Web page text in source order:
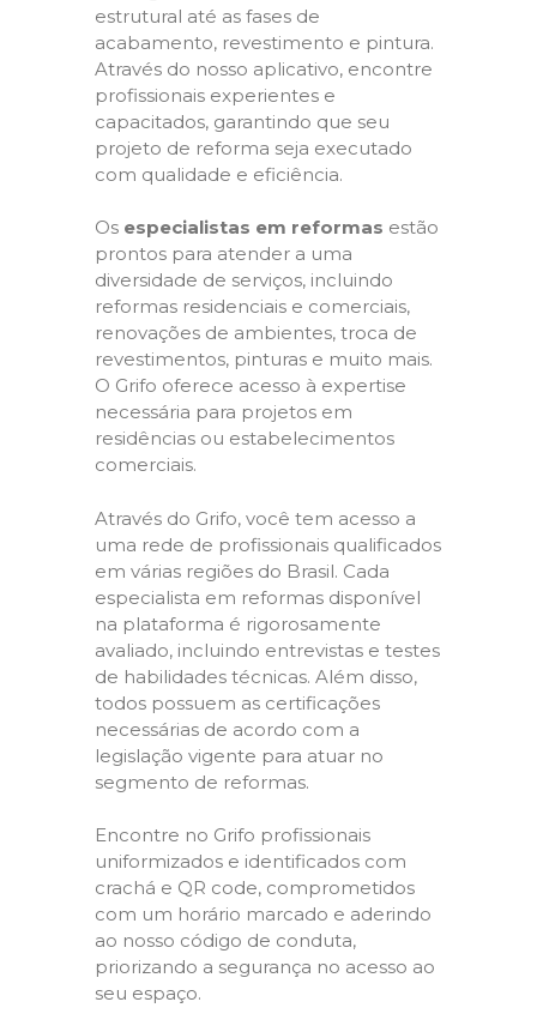
estrutural até as fases de
acabamento, revestimento e pintura.
Através do nosso aplicativo, encontre
profissionais experientes e
capacitados, garantindo que seu
projeto de reforma seja executado
com qualidade e eficiência.
Os especialistas em reformas estão
prontos para atender a uma
diversidade de serviços, incluindo
reformas residenciais e comerciais,
renovações de ambientes, troca de
revestimentos, pinturas e muito mais.
O Grifo oferece acesso à expertise
necessária para projetos em
residências ou estabelecimentos
comerciais.
Através do Grifo, você tem acesso a
uma rede de profissionais qualificados
em várias regiões do Brasil. Cada
especialista em reformas disponível
na plataforma é rigorosamente
avaliado, incluindo entrevistas e testes
de habilidades técnicas. Além disso,
todos possuem as certificações
necessárias de acordo com a
legislação vigente para atuar no
segmento de reformas.
Encontre no Grifo profissionais
uniformizados e identificados com
crachá e QR code, comprometidos
com um horário marcado e aderindo
ao nosso código de conduta,
priorizando a segurança no acesso ao
seu espaço.